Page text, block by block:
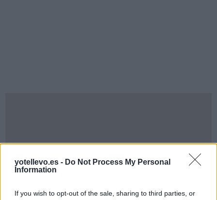
yotellevo.es - Do Not Process My Personal
Information
If you wish to opt-out of the sale, sharing to third parties, or